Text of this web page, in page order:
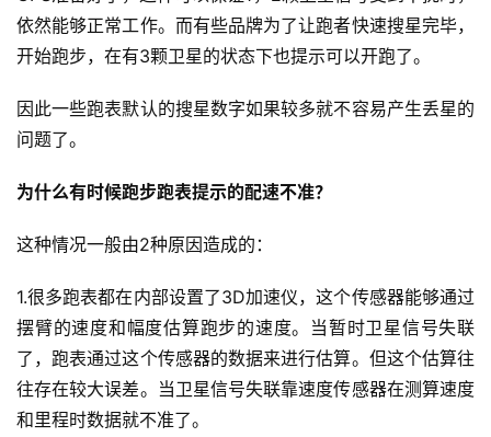
比
赛
观
装
备
训
依然能够正常工作。而有些品牌为了让跑者快速搜星完毕，
开始跑步，在有3颗卫星的状态下也提示可以开跑了。
因此一些跑表默认的搜星数字如果较多就不容易产生丢星的
问题了。
为什么有时候跑步跑表提示的配速不准？
这种情况一般由2种原因造成的：
1.很多跑表都在内部设置了3D加速仪，这个传感器能够通过
摆臂的速度和幅度估算跑步的速度。当暂时卫星信号失联
了，跑表通过这个传感器的数据来进行估算。但这个估算往
往存在较大误差。当卫星信号失联靠速度传感器在测算速度
和里程时数据就不准了。